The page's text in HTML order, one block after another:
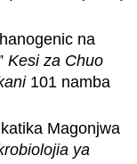
na
Kesi za Chuo
101 namba
Magonjwa
ya